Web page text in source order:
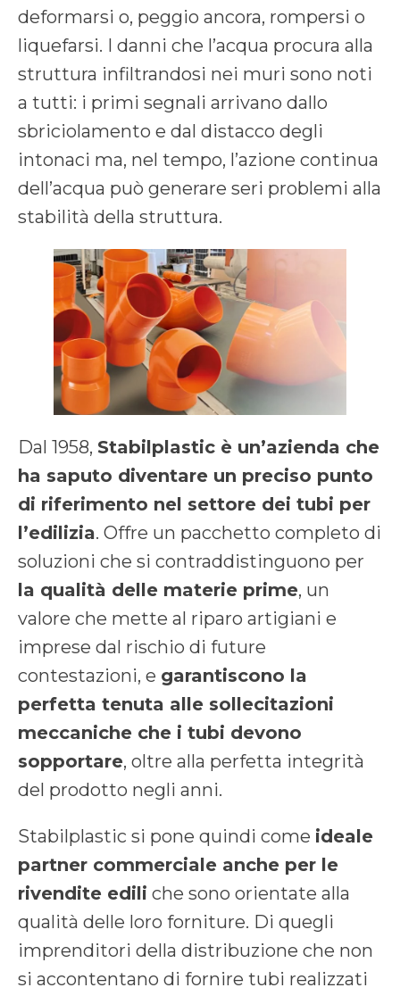
deformarsi o, peggio ancora, rompersi o
liquefarsi. I danni che l’acqua procura alla
struttura infiltrandosi nei muri sono noti
a tutti: i primi segnali arrivano dallo
sbriciolamento e dal distacco degli
intonaci ma, nel tempo, l’azione continua
dell’acqua può generare seri problemi alla
stabilità della struttura.
Dal 1958, Stabilplastic è un’azienda che
ha saputo diventare un preciso punto
di riferimento nel settore dei tubi per
l’edilizia. Offre un pacchetto completo di
soluzioni che si contraddistinguono per
la qualità delle materie prime, un
valore che mette al riparo artigiani e
imprese dal rischio di future
contestazioni, e garantiscono la
perfetta tenuta alle sollecitazioni
meccaniche che i tubi devono
sopportare, oltre alla perfetta integrità
del prodotto negli anni.
Stabilplastic si pone quindi come ideale
partner commerciale anche per le
rivendite edili che sono orientate alla
qualità delle loro forniture. Di quegli
imprenditori della distribuzione che non
si accontentano di fornire tubi realizzati